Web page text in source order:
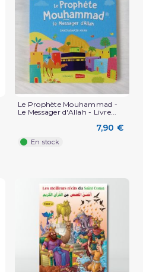
Le Prophète Mouhammad -
Le Messager d'Allah - Livre...
7,90 €
En stock